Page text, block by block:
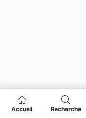
Accueil Recherche